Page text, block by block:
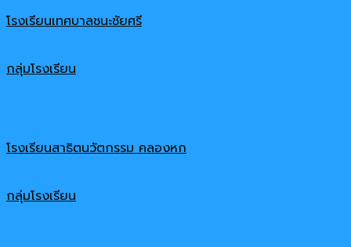
โรงเรียนเทศบาลชนะชัยศรี
กลุ่มโรงเรียน
โรงเรียนสาธิตนวัตกรรม คลองหก
กลุ่มโรงเรียน